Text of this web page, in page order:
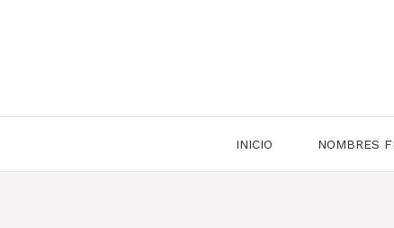
INICIO NOMBRES